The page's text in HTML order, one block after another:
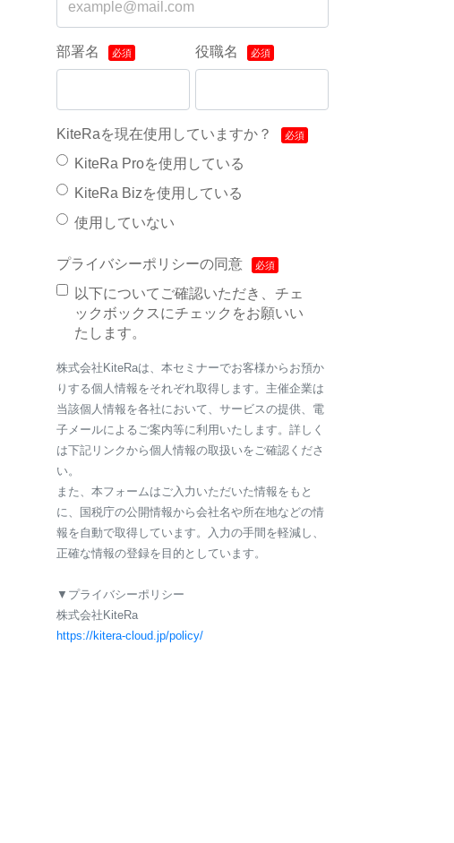
部署名 役職名
KiteRaを現在使用していますか？
KiteRa Proを使用している
KiteRa Bizを使用している
使用していない
プライバシーポリシーの同意
以下についてご確認いただき、チェ
ックボックスにチェックをお願いい
たします。
株式会社KiteRaは、本セミナーでお客様からお預か
りする個人情報をそれぞれ取得します。主催企業は
当該個人情報を各社において、サービスの提供、電
子メールによるご案内等に利用いたします。詳しく
は下記リンクから個人情報の取扱いをご確認くださ
い。
また、本フォームはご入力いただいた情報をもと
に、国税庁の公開情報から会社名や所在地などの情
報を自動で取得しています。入力の手間を軽減し、
正確な情報の登録を目的としています。
▼プライバシーポリシー
株式会社KiteRa
https://kitera-cloud.jp/policy/